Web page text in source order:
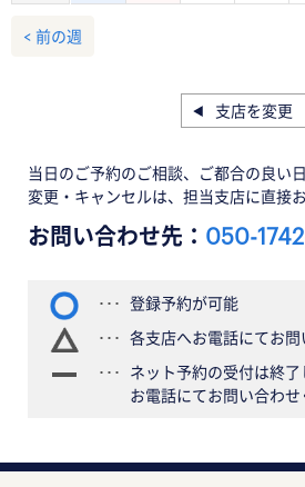
< 前の週
支店を変更
当日のご予約のご相談、ご都合の良い
変更・キャンセルは、担当支店に直接
お問い合わせ先： 050-
登録予約が可能
各支店へお電話にてお問
ネット予約の受付は終
お電話にてお問い合わせ